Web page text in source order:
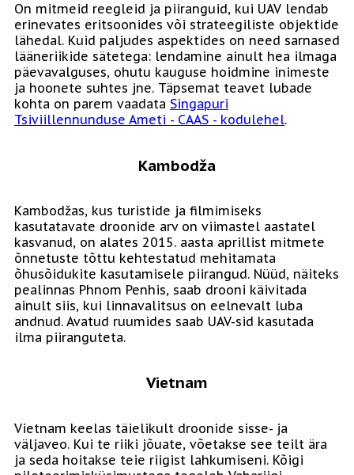
On mitmeid reegleid ja piiranguid, kui UAV lendab
erinevates eritsoonides või strateegiliste objektide
lähedal. Kuid paljudes aspektides on need sarnased
lääneriikide sätetega: lendamine ainult hea ilmaga
päevavalguses, ohutu kauguse hoidmine inimeste
ja hoonete suhtes jne. Täpsemat teavet lubade
kohta on parem vaadata Singapuri
Tsiviillennunduse Ameti - CAAS - kodulehel.
Kambodža
Kambodžas, kus turistide ja filmimiseks
kasutatavate droonide arv on viimastel aastatel
kasvanud, on alates 2015. aasta aprillist mitmete
õnnetuste tõttu kehtestatud mehitamata
õhusõidukite kasutamisele piirangud. Nüüd, näiteks
pealinnas Phnom Penhis, saab drooni käivitada
ainult siis, kui linnavalitsus on eelnevalt luba
andnud. Avatud ruumides saab UAV-sid kasutada
ilma piiranguteta.
Vietnam
Vietnam keelas täielikult droonide sisse- ja
väljaveo. Kui te riiki jõuate, võetakse see teilt ära
ja seda hoitakse teie riigist lahkumiseni. Kõigi